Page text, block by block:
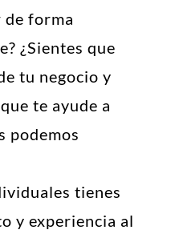
de forma
¿Sientes que
tu negocio y
te ayude a
podemos
tienes
y experiencia al